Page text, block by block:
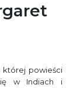
której powieści
w Indiach i